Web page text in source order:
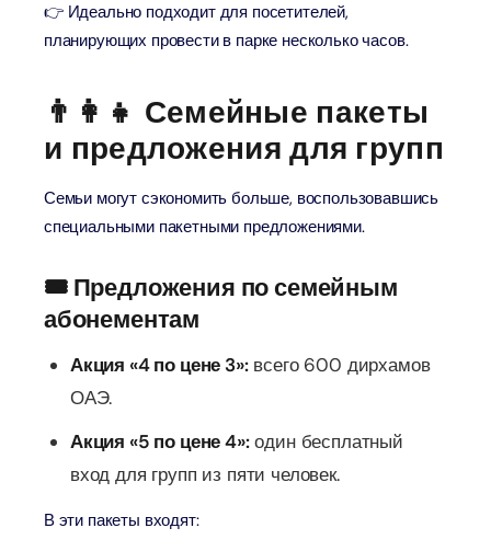
👉 Идеально подходит для посетителей,
планирующих провести в парке несколько часов.
👨‍👩‍👧 Семейные пакеты
и предложения для групп
Семьи могут сэкономить больше, воспользовавшись
специальными пакетными предложениями.
🎟️ Предложения по семейным
абонементам
Акция «4 по цене 3»:всего 600 дирхамов
ОАЭ.
Акция «5 по цене 4»:один бесплатный
вход для групп из пяти человек.
В эти пакеты входят: